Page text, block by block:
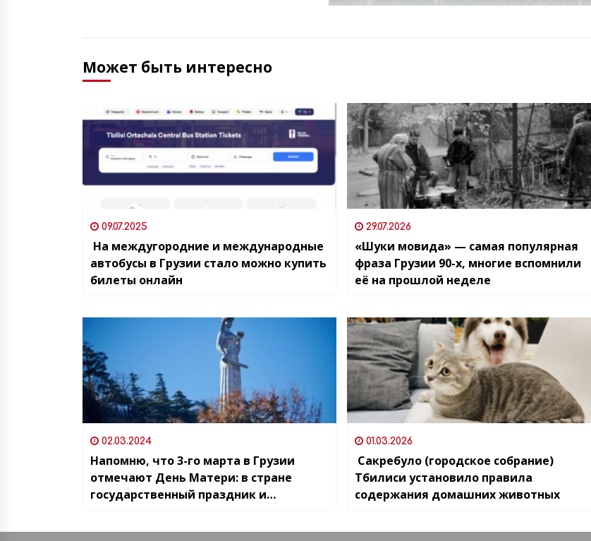
Может быть интересно
09.07.2025
На междугородние и международные
автобусы в Грузии стало можно купить
билеты онлайн
29.07.2026
«Шуки мовида» — самая популярная
фраза Грузии 90-х, многие вспомнили
её на прошлой неделе
02.03.2024
Напомню, что 3-го марта в Грузии
отмечают День Матери: в стране
государственный праздник и
01.03.2026
Сакребуло (городское собрание)
Тбилиси установило правила
содержания домашних животных